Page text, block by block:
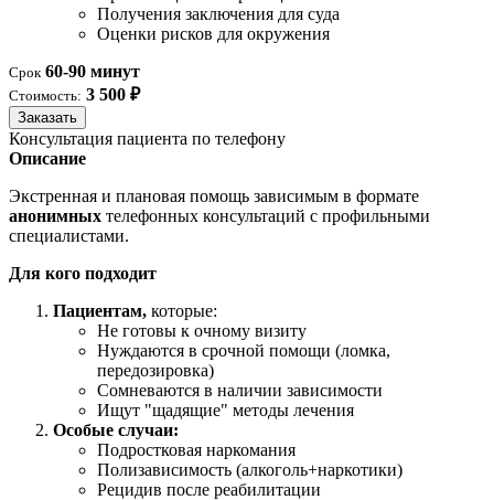
Получения заключения для суда
Оценки рисков для окружения
Срок 60-90 минут
Стоимость: 3 500 ₽
Заказать
Консультация пациента по телефону
Описание
Экстренная и плановая помощь зависимым в формате
анонимных телефонных консультаций с профильными
специалистами.
Для кого подходит
Пациентам, которые:
Не готовы к очному визиту
Нуждаются в срочной помощи (ломка,
передозировка)
Сомневаются в наличии зависимости
Ищут "щадящие" методы лечения
Особые случаи:
Подростковая наркомания
Полизависимость (алкоголь+наркотики)
Рецидив после реабилитации